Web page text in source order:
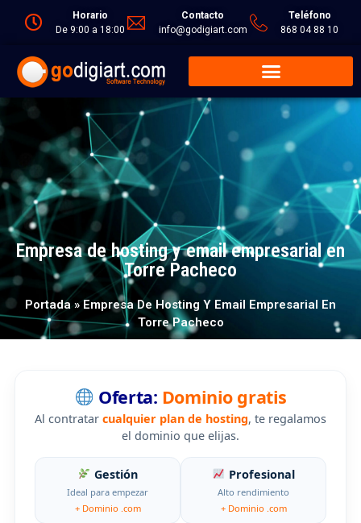
Horario
De 9:00 a 18:00
Contacto
info@godigiart.com
Teléfono
868 04 88 10
Empresa de hosting y email empresarial en
Torre Pacheco
Portada» Empresa De Hosting Y Email Empresarial En
Torre Pacheco
Oferta: Dominio gratis
Al contratar cualquier plan de hosting, te regalamos
el dominio que elijas.
Gestión
Ideal para empezar
+ Dominio .com
Profesional
Alto rendimiento
+ Dominio .com